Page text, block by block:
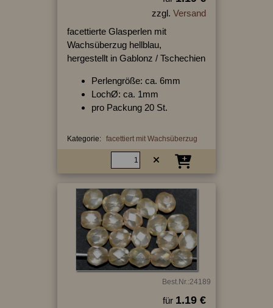
zzgl. Versand
facettierte Glasperlen mit
Wachsüberzug hellblau,
hergestellt in Gablonz / Tschechien
Perlengröße: ca. 6mm
LochØ: ca. 1mm
pro Packung 20 St.
Kategorie: facettiert mit Wachsüberzug
Best.Nr.:24189
für 1.19 €